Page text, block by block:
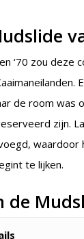
‘70 zou deze
de room was
zijn.
waardoor
te lijken.
de